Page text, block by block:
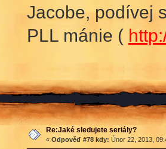
Jacobe, podívej
PLL mánie (
Re:Jaké sledujete seriály?
« Odpověď #78 kdy: Únor 22, 2013,